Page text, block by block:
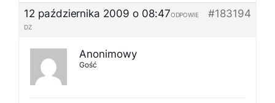
12 października 2009 o 08:47
#183194
ODPOWIE
DZ
Anonimowy
Gość